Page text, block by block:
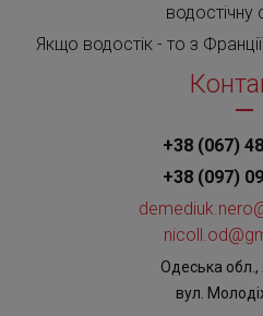
водостічну
Якщо водостік - то з
+38 (067)
+38 (097)
Одеська
вул.